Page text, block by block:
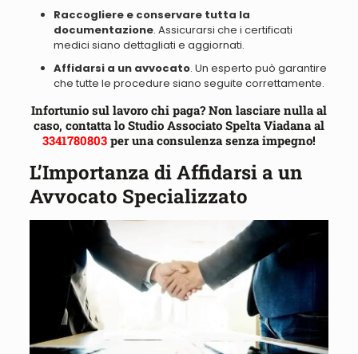
Raccogliere e conservare tutta la
documentazione. Assicurarsi che i certificati
medici siano dettagliati e aggiornati.
Affidarsi a un avvocato. Un esperto può garantire
che tutte le procedure siano seguite correttamente.
Infortunio sul lavoro chi paga? Non lasciare nulla al
caso, contatta lo Studio Associato Spelta Viadana al
3341780803per una consulenza senza impegno!
L’Importanza di Affidarsi a un
Avvocato Specializzato